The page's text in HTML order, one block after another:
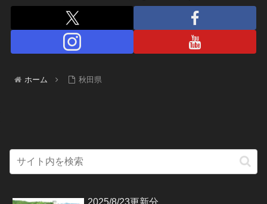
ホーム 秋田県
2025/8/23更新分